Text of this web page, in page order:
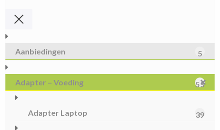
Aanbiedingen 5
Adapter – Voeding 53
Adapter Laptop 39